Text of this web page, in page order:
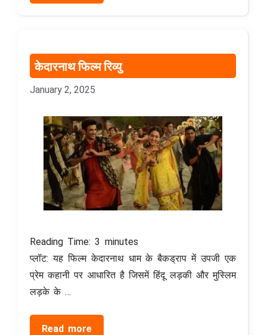
केदारनाथ फिल्म रिव्यु
January 2, 2025
Reading Time:3 minutes
प्लॉट: यह फिल्म केदारनाथ धाम के बैकड्राप में उपजी एक
प्रेम कहानी पर आधारित है जिसमें हिंदू लड़की और मुस्लिम
लड़के के …
Read more